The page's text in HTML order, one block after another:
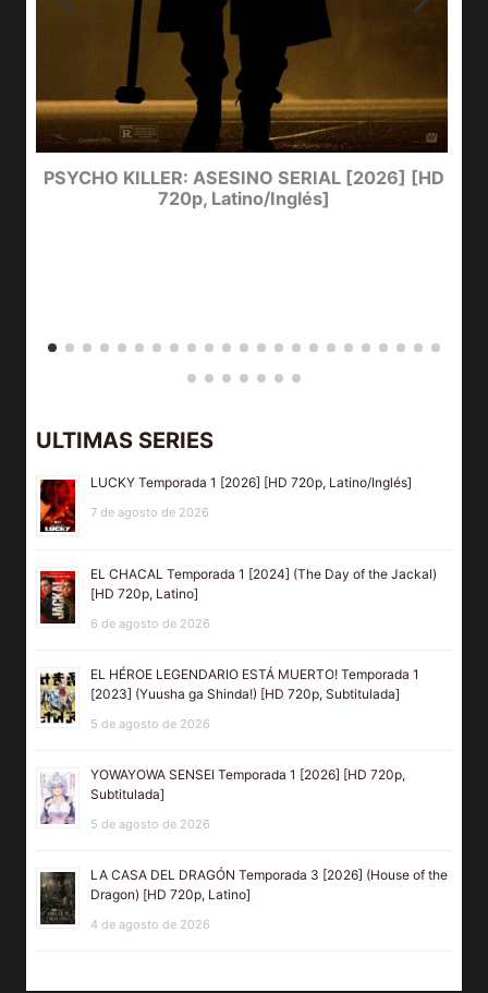
PSYCHO KILLER: ASESINO SERIAL [2026] [HD
720p, Latino/Inglés]
ULTIMAS SERIES
LUCKY Temporada 1 [2026] [HD 720p, Latino/Inglés]
7 de agosto de 2026
EL CHACAL Temporada 1 [2024] (The Day of the Jackal)
[HD 720p, Latino]
6 de agosto de 2026
EL HÉROE LEGENDARIO ESTÁ MUERTO! Temporada 1
[2023] (Yuusha ga Shinda!) [HD 720p, Subtitulada]
5 de agosto de 2026
YOWAYOWA SENSEI Temporada 1 [2026] [HD 720p,
Subtitulada]
5 de agosto de 2026
LA CASA DEL DRAGÓN Temporada 3 [2026] (House of the
Dragon) [HD 720p, Latino]
4 de agosto de 2026